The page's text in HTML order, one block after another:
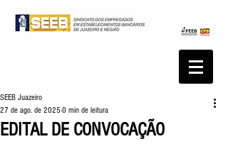
EDITAL DE CONVOCAÇÃO
SEEB Juazeiro
27 de ago. de 2025 0 min de leitura